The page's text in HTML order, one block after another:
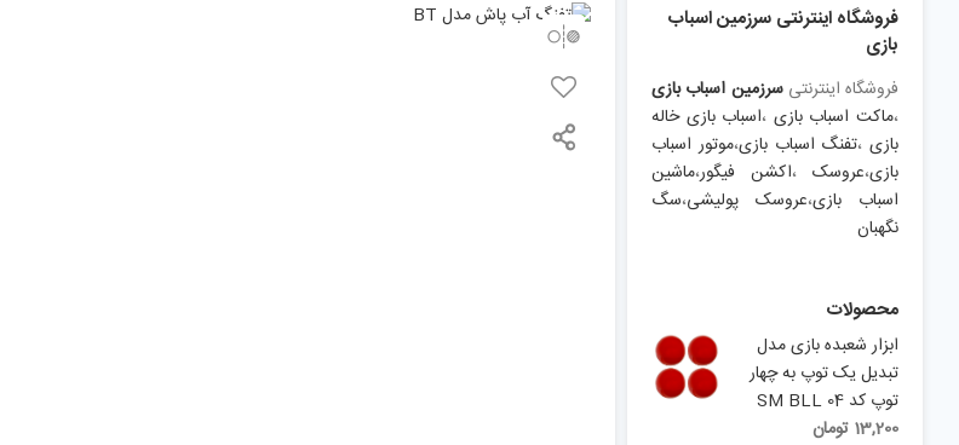
فروشگاه اینترنتی سرزمین اسباب
بازی
فروشگاه اینترنتیسرزمین اسباب بازی
،ماکت اسباب بازی ،اسباب بازی خاله
بازی،تفنگ اسباب بازی،موتور اسباب
بازی،عروسک،اکشن فیگور،ماشین
اسباب بازی،عروسک پولیشی،سگ
نگهبان
محصولات
ابزار شعبده بازی مدل
تبدیل یک توپ به چهار
توپ کد SM BLL 04
13,200 تومان